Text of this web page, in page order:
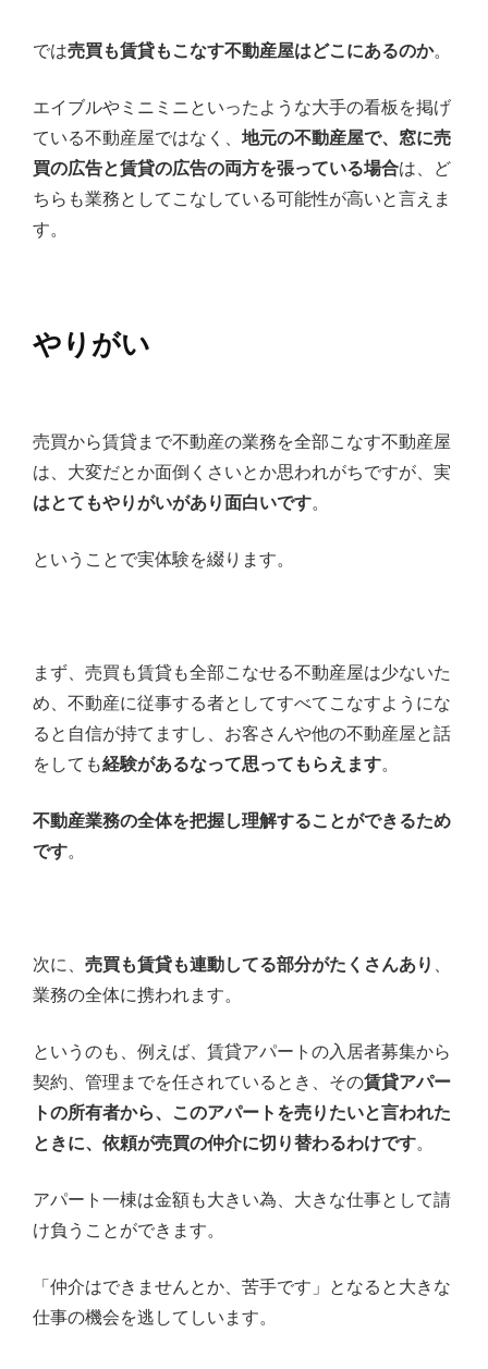
では売買も賃貸もこなす不動産屋はどこにあるのか。
エイブルやミニミニといったような大手の看板を掲げ
ている不動産屋ではなく、 地元の不動産屋で、窓に売
買の広告と賃貸の広告の両方を張っている場合は、ど
ちらも業務としてこなしている可能性が高いと言えま
す。
やりがい
売買から賃貸まで不動産の業務を全部こなす不動産屋
は、大変だとか面倒くさいとか思われがちですが、実
はとてもやりがいがあり面白いです。
ということで実体験を綴ります。
まず、売買も賃貸も全部こなせる不動産屋は少ないた
め、不動産に従事する者としてすべてこなすようにな
ると自信が持てますし、お客さんや他の不動産屋と話
をしても経験があるなって思ってもらえます。
不動産業務の全体を把握し理解することができるため
です。
次に、 売買も賃貸も連動してる部分がたくさんあり 、
業務の全体に携われます。
というのも、例えば、賃貸アパートの入居者募集から
契約、管理までを任されているとき、その賃貸アパー
トの所有者から、このアパートを売りたいと言われた
ときに、依頼が売買の仲介に切り替わるわけです。
アパート一棟は金額も大きい為、大きな仕事として請
け負うことができます。
「仲介はできませんとか、苦手です」となると大きな
仕事の機会を逃してしいます。